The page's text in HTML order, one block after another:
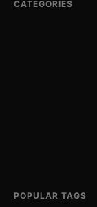
CATEGORIES
POPULAR TAGS